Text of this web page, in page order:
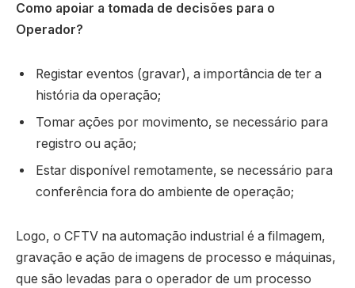
Como apoiar a tomada de decisões para o
Operador?
Registar eventos (gravar), a importância de ter a
história da operação;
Tomar ações por movimento, se necessário para
registro ou ação;
Estar disponível remotamente, se necessário para
conferência fora do ambiente de operação;
Logo, o CFTV na automação industrial é a filmagem,
gravação e ação de imagens de processo e máquinas,
que são levadas para o operador de um processo